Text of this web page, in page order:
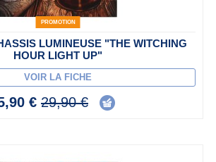
PROMOTION
LUMINEUSE "THE WITCHING
HOUR LIGHT UP"
VOIR LA FICHE
€ 29,90 €